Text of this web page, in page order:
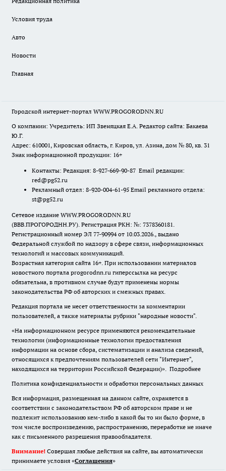
Условия труда
Авто
Новости
Главная
Городской интернет-портал WWW.PROGORODNN.RU
О компании: Учредитель: ИП Звеняцкая Е.А. Редактор сайта: Бакаева
Ю.Г.
Адрес: 610001, Кировская область, г. Киров, ул. Азина, дом № 80, кв. 31
Знак информационной продукции: 16+
Контакты: Редакция: 8-927-669-90-87 Email редакции:
red@pg52.ru
Рекламный отдел: 8-920-004-61-95 Email рекламного отдела:
st@pg52.ru
Сетевое издание WWW.PROGORODNN.RU
(ВВВ.ПРОГОРОДНН.РУ). Регистрация РКН: №: 7378360181.
Регистрационный номер ЭЛ 77-90994 от 10.03.2026., выдано
Федеральной службой по надзору в сфере связи, информационных
технологий и массовых коммуникаций.
Возрастная категория сайта 16+. При использовании материалов
новостного портала progorodnn.ru гиперссылка на ресурс
обязательна, в противном случае будут применены нормы
законодательства РФ об авторских и смежных правах.
Редакция портала не несет ответственности за комментарии
пользователей, а также материалы рубрики "народные новости".
«На информационном ресурсе применяются рекомендательные
технологии (информационные технологии предоставления
информации на основе сбора, систематизации и анализа сведений,
относящихся к предпочтениям пользователей сети "Интернет",
находящихся на территории Российской Федерации)». Подробнее
Политика конфиденциальности и обработки персональных данных
Вся информация, размещенная на данном сайте, охраняется в
соответствии с законодательством РФ об авторском праве и не
подлежит использованию кем-либо в какой бы то ни было форме, в
том числе воспроизведению, распространению, переработке не иначе
как с письменного разрешения правообладателя.
Внимание! Совершая любые действия на сайте, вы автоматически
принимаете условия «Cоглашения»